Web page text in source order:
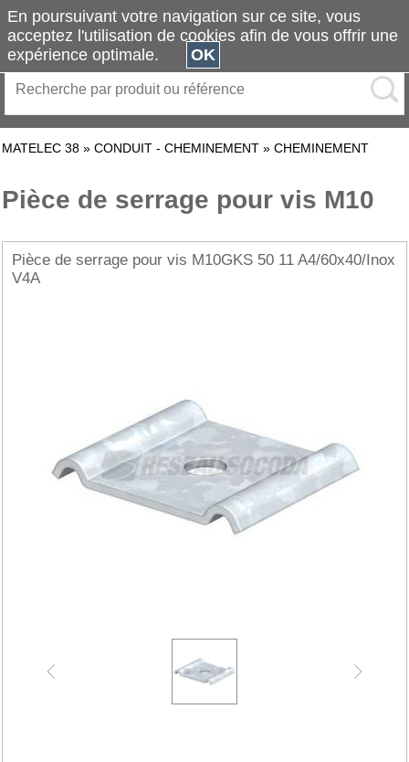
MATELEC 38 » CONDUIT - CHEMINEMENT » CHEMINEMENT
Pièce de serrage pour vis M10
Pièce de serrage pour vis M10GKS 50 11 A4/60x40/Inox
V4A
En poursuivant votre navigation sur ce site, vous
acceptez l'utilisation de cookies afin de vous offrir une
expérience optimale.
OK